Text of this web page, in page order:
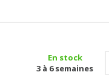
En stock
3 à 6 semaines